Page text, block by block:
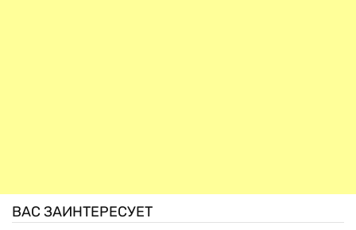
ВАС ЗАИНТЕРЕСУЕТ